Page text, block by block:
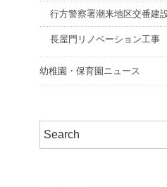
行方警察署潮来地区交番建
長屋門リノベーション工事
幼稚園・保育園ニュース